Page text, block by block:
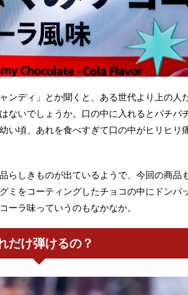
ンディ」とか聞くと、ある世代より上の人
ないでしょうか。口の中に入れるとパチパ
い頃、あれを食べすぎて口の中がヒリヒリ
らしきものが出ているようで、今回の商品
ミをコーティングしたチョコの中にドンパ
ーラ味っていうのもなかなか。
だけ弾けるの？